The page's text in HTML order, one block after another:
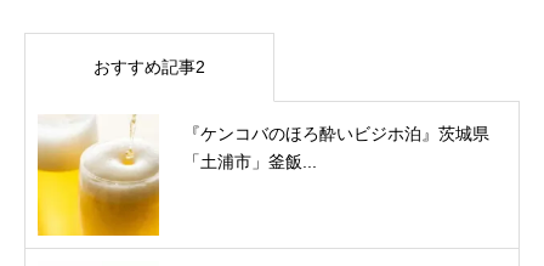
おすすめ記事2
『ケンコバのほろ酔いビジホ泊』茨城県
「土浦市」釜飯...